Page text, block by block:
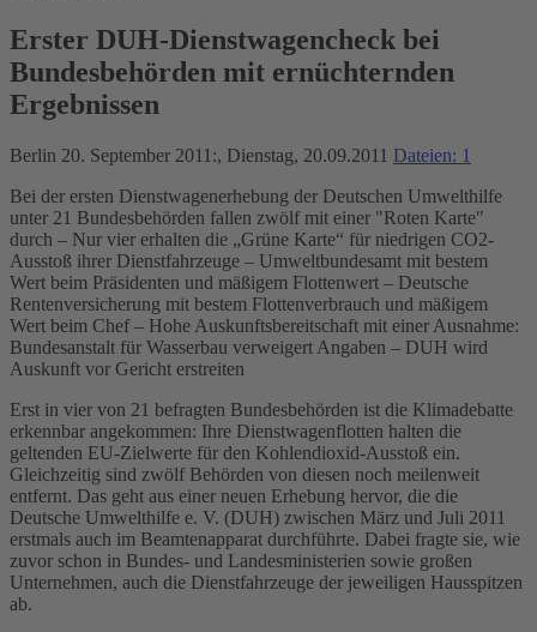
Erster DUH-Dienstwagencheck bei
Bundesbehörden mit ernüchternden
Ergebnissen
Berlin 20. September 2011:, Dienstag, 20.09.2011 Dateien: 1
Bei der ersten Dienstwagenerhebung der Deutschen Umwelthilfe
unter 21 Bundesbehörden fallen zwölf mit einer "Roten Karte"
durch – Nur vier erhalten die „Grüne Karte“ für niedrigen CO2-
Ausstoß ihrer Dienstfahrzeuge – Umweltbundesamt mit bestem
Wert beim Präsidenten und mäßigem Flottenwert – Deutsche
Rentenversicherung mit bestem Flottenverbrauch und mäßigem
Wert beim Chef – Hohe Auskunftsbereitschaft mit einer Ausnahme:
Bundesanstalt für Wasserbau verweigert Angaben – DUH wird
Auskunft vor Gericht erstreiten
Erst in vier von 21 befragten Bundesbehörden ist die Klimadebatte
erkennbar angekommen: Ihre Dienstwagenflotten halten die
geltenden EU-Zielwerte für den Kohlendioxid-Ausstoß ein.
Gleichzeitig sind zwölf Behörden von diesen noch meilenweit
entfernt. Das geht aus einer neuen Erhebung hervor, die die
Deutsche Umwelthilfe e. V. (DUH) zwischen März und Juli 2011
erstmals auch im Beamtenapparat durchführte. Dabei fragte sie, wie
zuvor schon in Bundes- und Landesministerien sowie großen
Unternehmen, auch die Dienstfahrzeuge der jeweiligen Hausspitzen
ab.